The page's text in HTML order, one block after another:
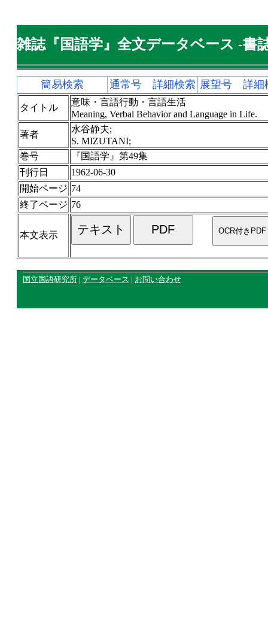
雑誌『国語学』全文データベース -書
簡易検索 通常号 詳細検索 展望号 詳細
タイトル
意味・言語行動・言語生活
Meaning, Verbal Behavior and Language in Life.
著者
水谷静夫;
S. MIZUTANI;
巻号
『国語学』第49集
刊行日
1962-06-30
開始ページ 74
終了ページ 76
本文表示
国立国語研究所 | データベース | お問い合わせ